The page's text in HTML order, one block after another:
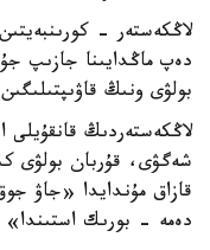
لاڭكەستەر -
دەپ ماڭدايىنا جازىپ
بولۋى ونىڭ
لاڭكەستەردىڭ قانقۇيلى
شەگۋى، قۇربان بولۋى
قازاق مۇندايدا «جاۋ
دەمە - بورىك